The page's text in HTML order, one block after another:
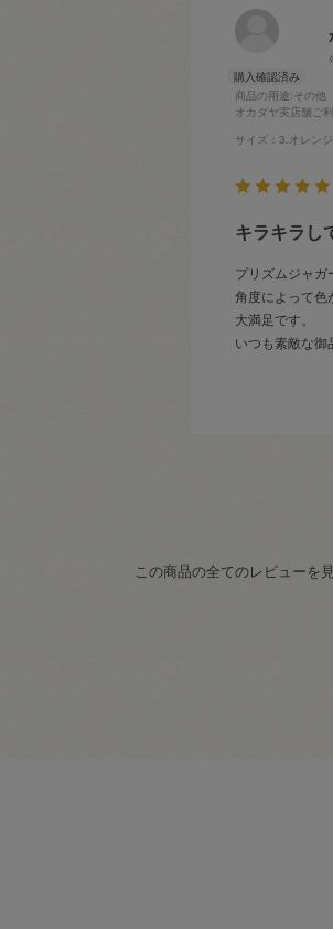
商品の用途:その他
オカダヤ実店舗ご
サイズ：3.オレンジ
キラキラし
プリズムジャガ
角度によって色
大満足です。
いつも素敵な御
この商品の全てのレビューを